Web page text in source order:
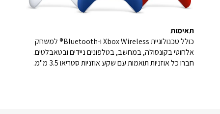
תאימות
כולל טכנולוגיית Xbox Wireless ו-Bluetooth® למשחק
אלחוטי בקונסולה, במחשב, בטלפונים ניידים ובטאבלטים.
חברו כל אוזניות תואמות עם שקע אוזניות סטריאו 3.5 מ"מ.